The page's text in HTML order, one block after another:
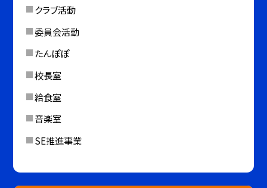
クラブ活動
委員会活動
たんぽぽ
校長室
給食室
音楽室
SE推進事業